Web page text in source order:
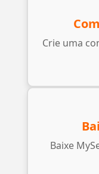
Crie uma
Baixe